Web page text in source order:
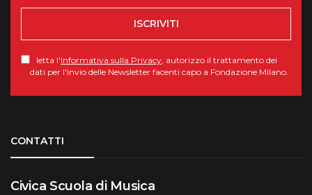
ISCRIVITI
letta l'Informativa sulla Privacy, autorizzo il trattamento dei
dati per l'invio delle Newsletter facenti capo a Fondazione Milano.
CONTATTI
Civica Scuola di Musica